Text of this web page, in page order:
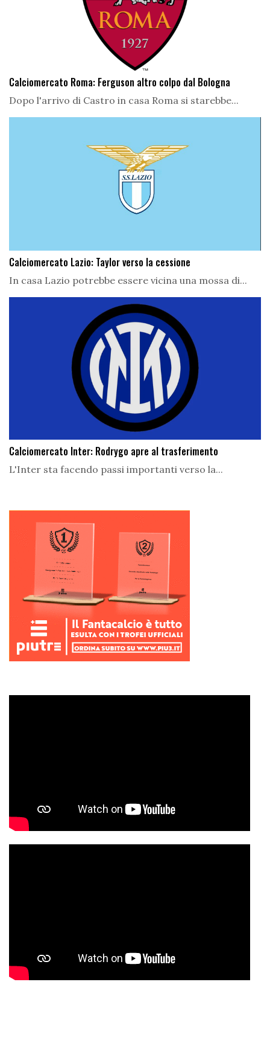
Calciomercato Roma: Ferguson altro colpo dal Bologna
Dopo l'arrivo di Castro in casa Roma si starebbe...
Calciomercato Lazio: Taylor verso la cessione
In casa Lazio potrebbe essere vicina una mossa di...
Calciomercato Inter: Rodrygo apre al trasferimento
L'Inter sta facendo passi importanti verso la...